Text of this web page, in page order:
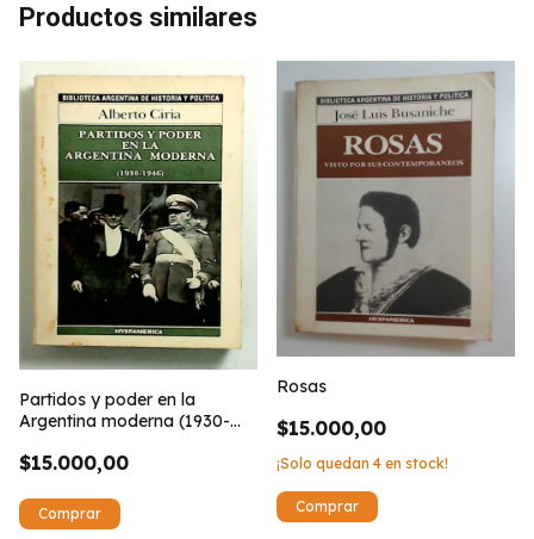
Productos similares
Partidos y poder en la
Argentina moderna (1930-
$15.000,00
Rosas
$15.000,00
¡Solo quedan 4 en stock!